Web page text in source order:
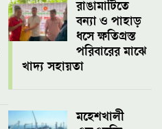
রাঙামাটিতে
বন্যা ও পাহাড়
ধসে ক্ষতিগ্রস্ত
পরিবারের মাঝে
খাদ্য সহায়তা
মহেশখালী